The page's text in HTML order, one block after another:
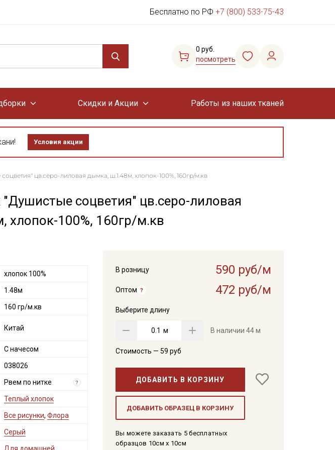
Бесплатно по РФ +7 (800) 533-75-43
0 руб.
посмотреть
Скидки и Акции Работы из наших тканей
Условия акции
цв.серо-лиловая дымка, ш.1.48м, хлопок-100%, 160гр/м.кв
соцветия" цв.серо-лиловая
хлопок-100%, 160гр/м.кв
В розницу 590 руб/м
Оптом 472 руб/м
Выберите длину
м В наличии 44 м
Стоимость — 59 руб
ДОБАВИТЬ В КОРЗИНУ
ДОБАВИТЬ ОБРАЗЕЦ В КОРЗИНУ
Вы можете заказать 5 бесплатных
образцов 10см x 10см
хлопок 100%
1.48м
160 гр/м.кв
Китай
С начесом
038026
Рвем по нитке ?
Теплый хлопок
Все рисунки, Флора
Серый